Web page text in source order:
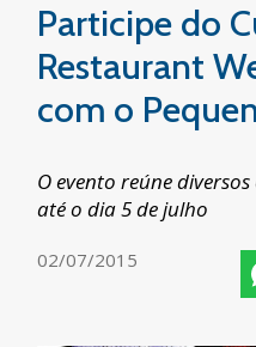
Participe do
Restaurant
com o
O evento reúne
até o dia 5 de julho
02/07/2015